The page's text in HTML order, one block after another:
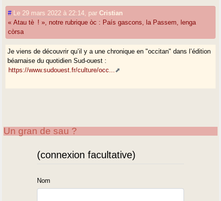
# Le 29 mars 2022 à 22:14 parCristian
« Atau tè ! », notre rubrique òc : País gascons, la Passem, lenga
còrsa
Je viens de découvrir qu’il y a une chronique en "occitan" dans l’édition
béarnaise du quotidien Sud-ouest :
https://www.sudouest.fr/culture/occ...
Un gran de sau ?
(connexion facultative)
Nom